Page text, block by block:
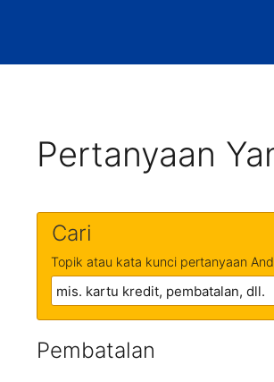
Pertanyaan
Cari
Topik atau kata kunci pertanyaan
Pembatalan